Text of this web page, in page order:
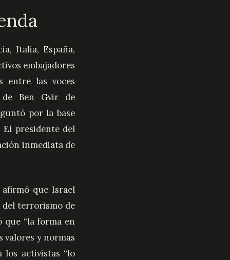
Italia, España,
embajadores
entre las voces
de Ben Gvir de
por la base
presidente del
inmediata de
que Israel
del terrorismo de
que “la forma en
valores y normas
los activistas “lo